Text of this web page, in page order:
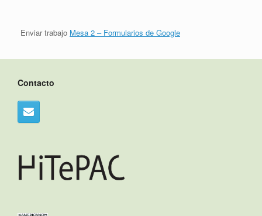
Enviar trabajo Mesa 2 – Formularios de Google
Contacto